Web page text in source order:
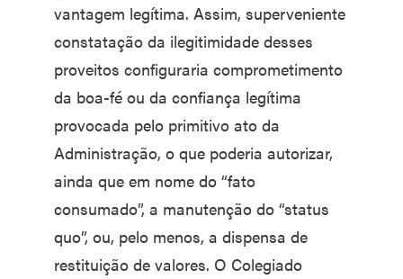
vantagem legítima. Assim, superveniente
constatação da ilegitimidade desses
proveitos configuraria comprometimento
da boa-fé ou da confiança legítima
provocada pelo primitivo ato da
Administração, o que poderia autorizar,
ainda que em nome do “fato
consumado”, a manutenção do “status
quo”, ou, pelo menos, a dispensa de
restituição de valores. O Colegiado